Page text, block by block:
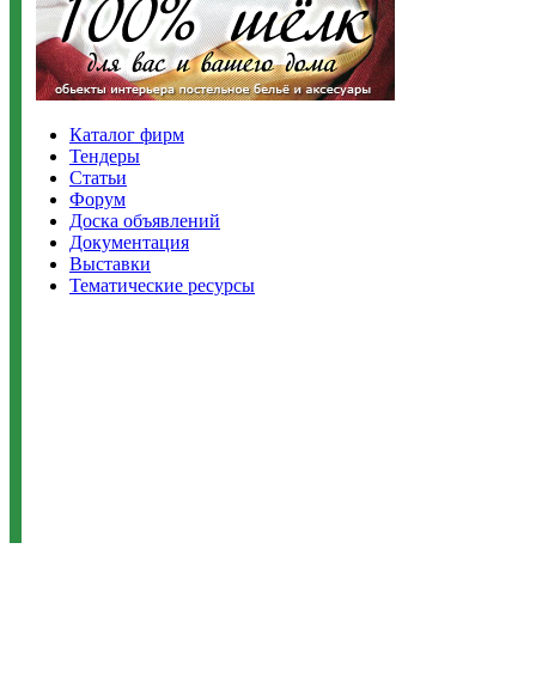
Каталог фирм
Тендеры
Статьи
Форум
Доска объявлений
Документация
Выставки
Тематические ресурсы